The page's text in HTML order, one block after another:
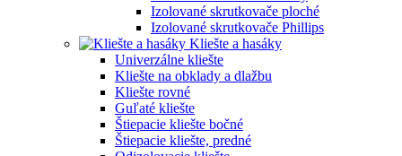
Izolované skrutkovače ploché
Izolované skrutkovače Phillips
Kliešte a hasáky
Univerzálne kliešte
Kliešte na obklady a dlažbu
Kliešte rovné
Guľaté kliešte
Štiepacie kliešte bočné
Štiepacie kliešte, predné